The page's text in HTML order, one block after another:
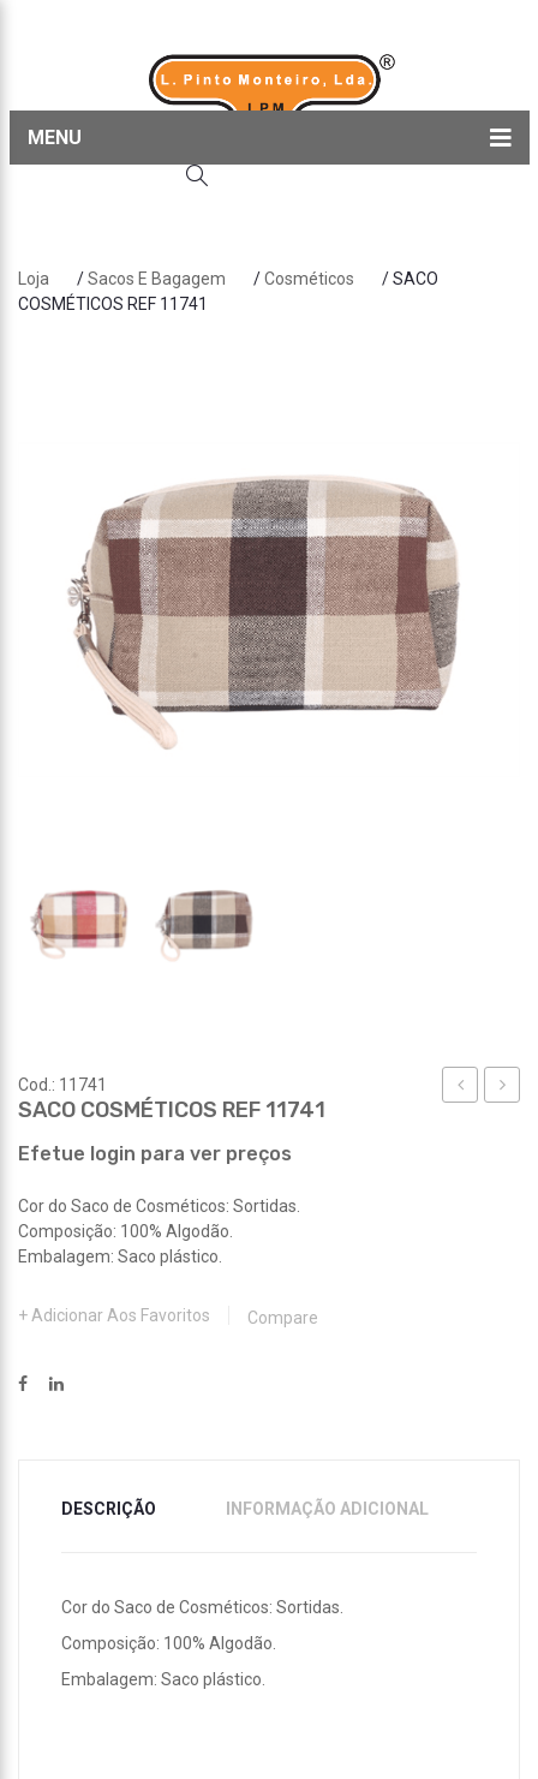
MENU
Sobre nós
Loja /Sacos E Bagagem /Cosméticos
/ SACO
COSMÉTICOS REF 11741
Cod.: 11741
SACO COSMÉTICOS REF 11741
Efetue login para ver preços
Cor do Saco de Cosméticos: Sortidas.
Composição: 100% Algodão.
Embalagem: Saco plástico.
Adicionar Aos Favoritos Compare
DESCRIÇÃO INFORMAÇÃO ADICIONAL
Cor do Saco de Cosméticos: Sortidas.
Composição: 100% Algodão.
Embalagem: Saco plástico.